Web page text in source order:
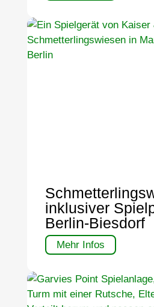
inklusiver
Berlin-Biesdorf
Mehr Infos